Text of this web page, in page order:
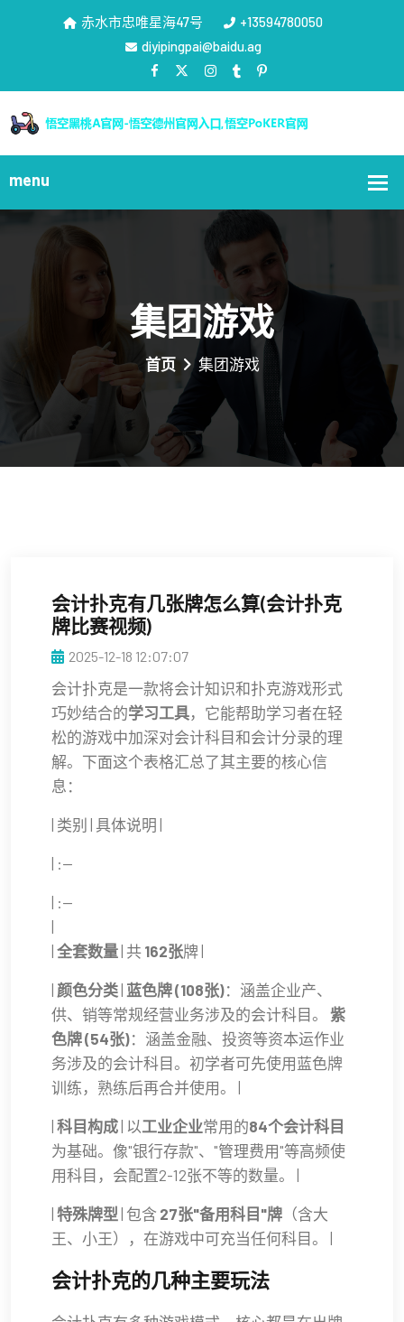
赤水市忠唯星海47号
+13594780050
diyipingpai@baidu.ag
集团游戏
首页 集团游戏
会计扑克有几张牌怎么算(会计扑克
牌比赛视频)
2025-12-18 12:07:07
会计扑克是一款将会计知识和扑克游戏形式
巧妙结合的学习工具，它能帮助学习者在轻
松的游戏中加深对会计科目和会计分录的理
解。下面这个表格汇总了其主要的核心信
息：
| 类别 | 具体说明 |
| :--
| :--
全套数量 | 共 162张牌 |
颜色分类 蓝色牌 (108张)：涵盖企业产、
供、销等常规经营业务涉及的会计科目。 紫
色牌 (54张)：涵盖金融、投资等资本运作业
务涉及的会计科目。初学者可先使用蓝色牌
训练，熟练后再合并使用。 |
科目构成 | 以工业企业常用的84个会计科目
为基础。像"银行存款"、"管理费用"等高频使
用科目，会配置2-12张不等的数量。 |
特殊牌型 | 包含 27张"备用科目"牌 （含大
王、小王），在游戏中可充当任何科目。 |
会计扑克的几种主要玩法